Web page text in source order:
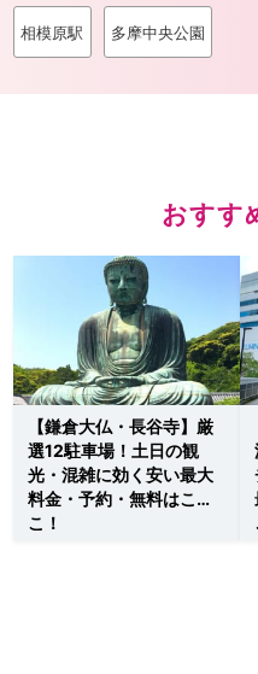
相模原駅 多摩中央公園
おすす
【鎌倉大仏・長谷寺】厳
選12駐車場！土日の観
光・混雑に効く安い最大
料金・予約・無料はこ
こ！